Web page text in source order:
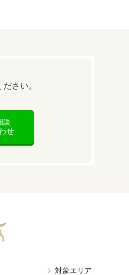
さい。
談
せ
対象エリア